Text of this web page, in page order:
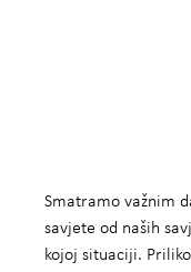
Smatramo važnim
savjete od naših
kojoj situaciji.